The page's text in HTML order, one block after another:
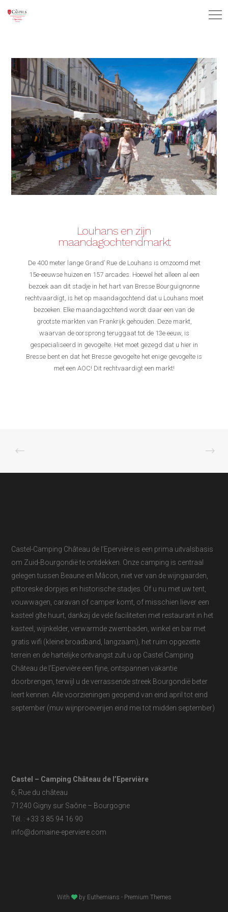
Louhans en zijn
maandagochtendmarkt
De 400 meter lange Grand’ Rue de Louhans is omzoomd met
15e-eeuwse huizen en 157 arcades. Hoewel het alleen al een
bezoek aan dit stadje in het hart van Bresse Bourguignonne
rechtvaardigt, is het op maandagochtend dat u Louhans moet
bezoeken. Elke maandagochtend wordt daar een van de
grootste markten van Frankrijk gehouden. Deze markt,
waarvan de oorsprong teruggaat tot de 13e eeuw, is
gespecialiseerd in gevogelte. Het moet gezegd dat u hier in
Bresse bent en dat het Bresse gevogelte het enige gevogelte is
met een AOC! Dit rechtvaardigt een markt!
Castel-Camping Château de l'Epervière is een prima uitvalsbasis
om Zuid-Bourgondië te ontdekken. Onze camping is centraal
gelegen tussen Beaune en Mâcon, niet ver van de wijngaarden,
pittoreske dorpjes en historische stadjes. Of u nu met uw tent,
vouwwagen, caravan of camper komt, of misschien liever een
kasteel gîte huurt, dankzij de vele faciliteiten met restaurant in het
kasteel, wijnkelder, verwarmde zwembaden, winkel en bar met
gratis wifi (kleine broadband, langzaam), het ruim opgezette
terrein en de hartelijke ontvangst zult u op Castel Camping
Château de l'Epervière een fijne, ontspannen vakantie
doorbrengen, terwijl u de verrassende streek Bourgondië beter
leert kennen. Alle voorzieningen geopend van eind april tot eind
september (muv wijnproeverijen eind mei tot midden september)
Castel – Camping Château de l’Epervière
6, Rue du château
71240 Gigny sur Saône – Bourgogne
Tél. : +33 3 85 94 16 90
info@domaine-eperviere.com
With by Euthemians - Premium Themes